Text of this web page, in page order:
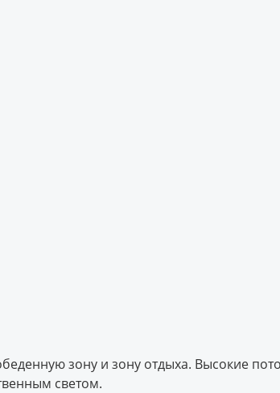
зону и зону отдыха. Высокие
светом.